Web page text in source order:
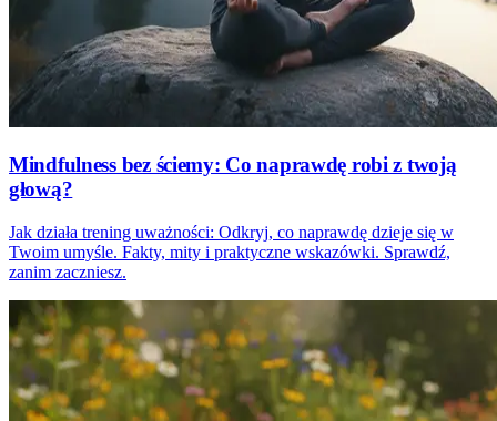
Mindfulness bez ściemy: Co naprawdę robi z twoją
głową?
Jak działa trening uważności: Odkryj, co naprawdę dzieje się w
Twoim umyśle. Fakty, mity i praktyczne wskazówki. Sprawdź,
zanim zaczniesz.